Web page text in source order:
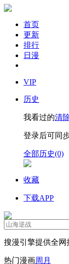
首页
更新
排行
日漫
VIP
历史
我看过的清
登录后可同
全部历史(0)
收藏
下载APP
搜漫引擎提供全网
热门漫画周 月